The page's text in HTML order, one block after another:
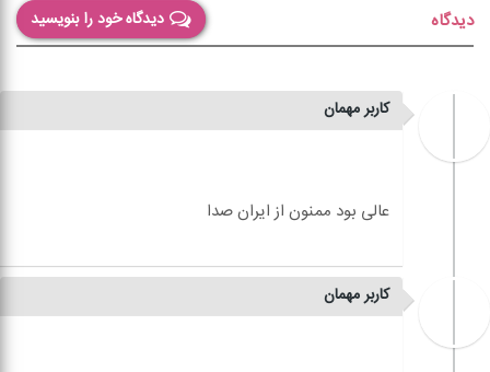
دیدگاه خود را بنویسید دیدگاه
کاربر مهمان
کاربر مهمان